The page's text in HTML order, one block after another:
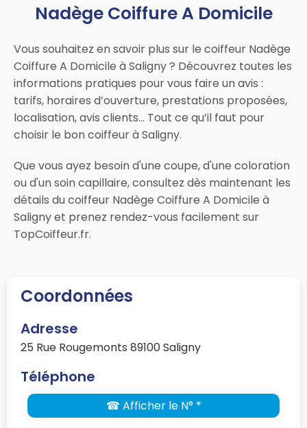
Nadège Coiffure A Domicile
Vous souhaitez en savoir plus sur le coiffeur Nadège
Coiffure A Domicile à Saligny ? Découvrez toutes les
informations pratiques pour vous faire un avis :
tarifs, horaires d’ouverture, prestations proposées,
localisation, avis clients… Tout ce qu’il faut pour
choisir le bon coiffeur à Saligny.
Que vous ayez besoin d'une coupe, d'une coloration
ou d'un soin capillaire, consultez dès maintenant les
détails du coiffeur Nadège Coiffure A Domicile à
Saligny et prenez rendez-vous facilement sur
TopCoiffeur.fr.
Coordonnées
Adresse
25 Rue Rougemonts 89100 Saligny
Téléphone
☎ Afficher le N° *